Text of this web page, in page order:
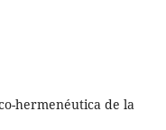
hermenéutica de la